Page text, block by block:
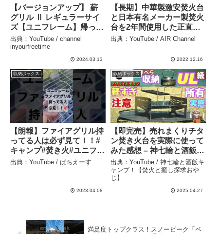
【バージョンアップ】 薪
グリル Ⅱ レギュラーサイ
ズ【ユニフレーム】帰って
きた人気商品！改良された
薪グリル！ 薪グリル 2をレ
ビュー！ – channel
出典：YouTube / channel
inyourfreetime
2024.03.13
【長期】中華製激安焚火台
と日本有名メーカー製焚火
台を2年間使用した正直な
感想を話します。| LOGOS
出典：YouTube / AIR Channel
2022.12.16
収納ボックス
【朗報】ファイアグリル持
ってる人は必ず見て！！#
キャンプ#焚き火#ユニフレ
ーム – ぱちえーす
出典：YouTube / ぱちえーす
2023.04.08
収納ボックス
【即完売】売れまくりチタ
ン焚き火台を実際に使って
みた感想 – 神七輪と酒飯キ
ャンプ！【焚火と癒し探求
おやじ】
出典：YouTube / 神七輪と酒飯キ
ャンプ！【焚火と癒し探求おや
じ】
2025.04.27
満足度トップクラス！スノーピーク「ペ